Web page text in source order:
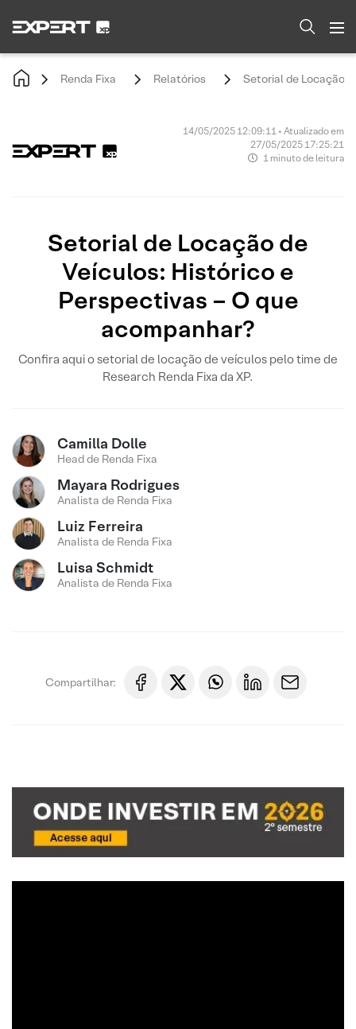
Renda Fixa Relatórios Setorial de Locação
14/05/2025 12:09:11 • Atualizado em
27/05/2025 17:25:21
1 minuto de leitura
Setorial de Locação de
Veículos: Histórico e
Perspectivas – O que
acompanhar?
Confira aqui o setorial de locação de veículos pelo time de
Research Renda Fixa da XP.
Camilla Dolle
Head de Renda Fixa
Mayara Rodrigues
Analista de Renda Fixa
Luiz Ferreira
Analista de Renda Fixa
Luisa Schmidt
Analista de Renda Fixa
Compartilhar: